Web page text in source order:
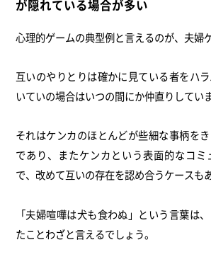
が隠れている場合が多い
心理的ゲームの典型例と言えるのが、夫婦
互いのやりとりは確かに見ている者をハ
いていの場合はいつの間にか仲直りしてい
それはケンカのほとんどが些細な事柄を
であり、またケンカという表面的なコ
で、改めて互いの存在を認め合うケースも
「夫婦喧嘩は犬も食わぬ」という言葉は
たことわざと言えるでしょう。